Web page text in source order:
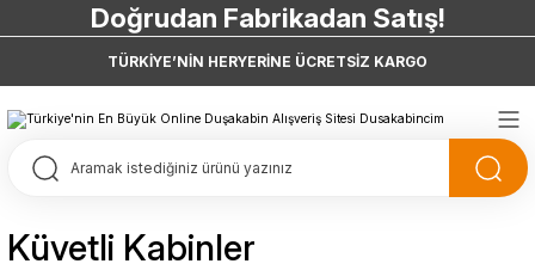
Doğrudan Fabrikadan Satış!
7 Taksit 0 Vade Farkı
Doğrudan Fabrikadan Satış!
TÜRKİYE’NİN HERYERİNE ÜCRETSİZ KARGO
Küvetli Kabinler